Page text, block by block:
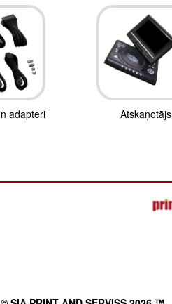
adapteri Atskaņotājs